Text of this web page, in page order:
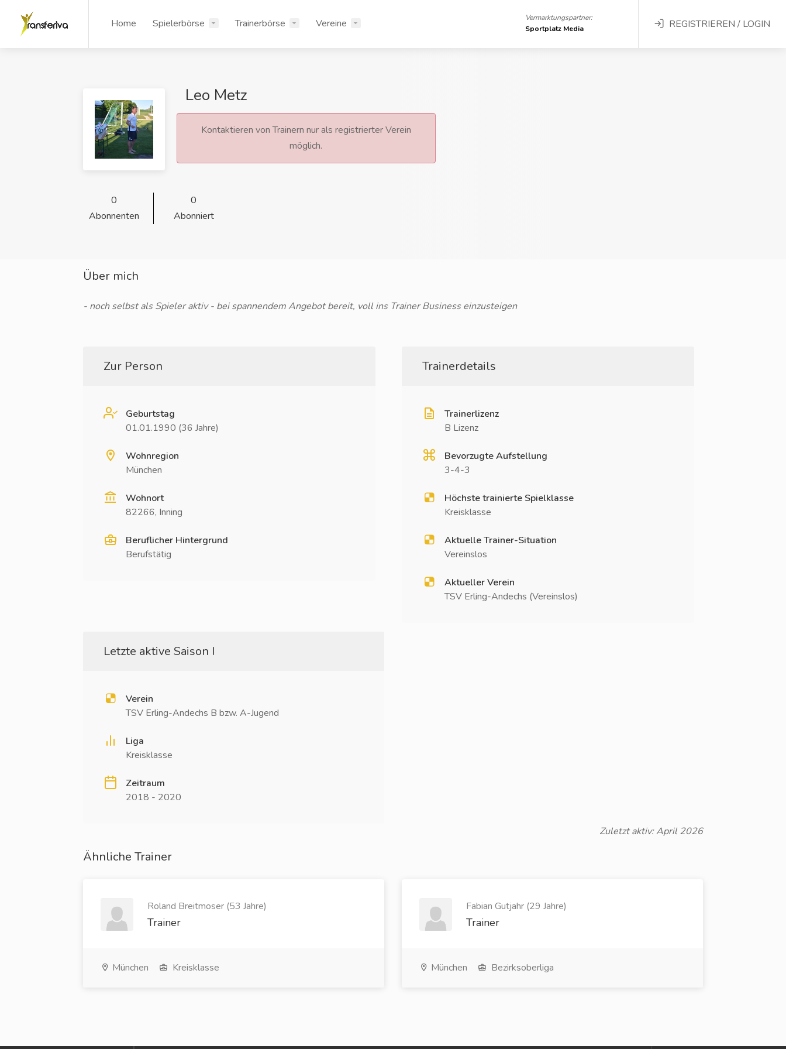
Home Spielerbörse Trainerbörse Vereine
Vermarktungspartner:
Sportplatz Media
REGISTRIEREN / LOGIN
Leo Metz
Kontaktieren von Trainern nur als registrierter Verein
möglich.
0
Abonnenten
0
Abonniert
Über mich
- noch selbst als Spieler aktiv - bei spannendem Angebot bereit, voll ins Trainer Business einzusteigen
Zur Person
Geburtstag
01.01.1990 (36 Jahre)
Wohnregion
München
Wohnort
82266, Inning
Beruflicher Hintergrund
Berufstätig
Trainerdetails
Trainerlizenz
B Lizenz
Bevorzugte Aufstellung
3-4-3
Höchste trainierte Spielklasse
Kreisklasse
Aktuelle Trainer-Situation
Vereinslos
Aktueller Verein
TSV Erling-Andechs (Vereinslos)
Letzte aktive Saison I
Verein
TSV Erling-Andechs B bzw. A-Jugend
Liga
Kreisklasse
Zeitraum
2018 - 2020
Zuletzt aktiv: April 2026
Ähnliche Trainer
Roland Breitmoser (53 Jahre)
Trainer
München Kreisklasse
Fabian Gutjahr (29 Jahre)
Trainer
München Bezirksoberliga